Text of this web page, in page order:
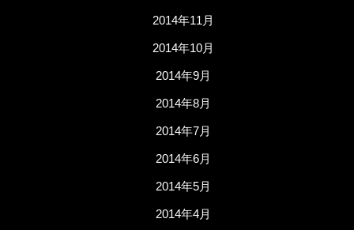
2014年11月
2014年10月
2014年9月
2014年8月
2014年7月
2014年6月
2014年5月
2014年4月